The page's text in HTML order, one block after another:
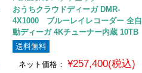
おうちクラウドディーガ DMR-
4X1000 ブルーレイレコーダー 全自
動ディーガ 4Kチューナー内蔵 10TB
送料無料
ネット価格： ¥257,400(税込)